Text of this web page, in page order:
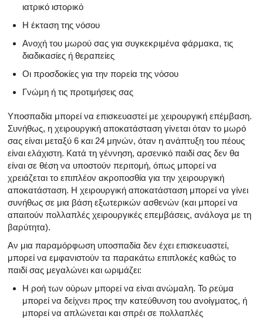
ιατρικό ιστορικό
Η έκταση της νόσου
Ανοχή του μωρού σας για συγκεκριμένα φάρμακα, τις
διαδικασίες ή θεραπείες
Οι προσδοκίες για την πορεία της νόσου
Γνώμη ή τις προτιμήσεις σας
Υποσπαδία μπορεί να επισκευαστεί με χειρουργική επέμβαση.
Συνήθως, η χειρουργική αποκατάσταση γίνεται όταν το μωρό
σας είναι μεταξύ 6 και 24 μηνών, όταν η ανάπτυξη του πέους
είναι ελάχιστη. Κατά τη γέννηση, αρσενικό παιδί σας δεν θα
είναι σε θέση να υποστούν περιτομή, όπως μπορεί να
χρειάζεται το επιπλέον ακροποσθία για την χειρουργική
αποκατάσταση. Η χειρουργική αποκατάσταση μπορεί να γίνει
συνήθως σε μια βάση εξωτερικών ασθενών (και μπορεί να
απαιτούν πολλαπλές χειρουργικές επεμβάσεις, ανάλογα με τη
βαρύτητα).
Αν μια παραμόρφωση υποσπαδία δεν έχει επισκευαστεί,
μπορεί να εμφανιστούν τα παρακάτω επιπλοκές καθώς το
παιδί σας μεγαλώνει και ωριμάζει:
Η ροή των ούρων μπορεί να είναι ανώμαλη. Το ρεύμα
μπορεί να δείχνει προς την κατεύθυνση του ανοίγματος, ή
μπορεί να απλώνεται και σπρέι σε πολλαπλές